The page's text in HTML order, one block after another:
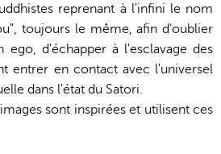
reprenant à l'infini le nom
toujours le même, afin d'oublier
ego, d'échapper à l'esclavage des
entrer en contact avec l'universel
dans l'état du Satori.
sont inspirées et utilisent ces